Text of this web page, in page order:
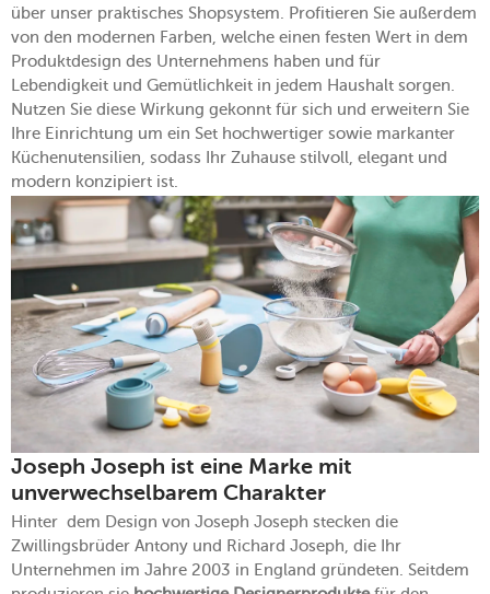
über unser praktisches Shopsystem. Profitieren Sie außerdem
von den modernen Farben, welche einen festen Wert in dem
Produktdesign des Unternehmens haben und für
Lebendigkeit und Gemütlichkeit in jedem Haushalt sorgen.
Nutzen Sie diese Wirkung gekonnt für sich und erweitern Sie
Ihre Einrichtung um ein Set hochwertiger sowie markanter
Küchenutensilien, sodass Ihr Zuhause stilvoll, elegant und
modern konzipiert ist.
Joseph Joseph ist eine Marke mit
unverwechselbarem Charakter
Hinter dem Design von Joseph Joseph stecken die
Zwillingsbrüder Antony und Richard Joseph, die Ihr
Unternehmen im Jahre 2003 in England gründeten. Seitdem